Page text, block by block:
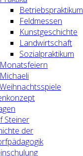
Betriebspraktikum
Feldmessen
Kunstgeschichte
Landwirtschaft
Sozialpraktikum
Monatsfeiern
Michaeli
Weihnachtsspiele
Steiner
der